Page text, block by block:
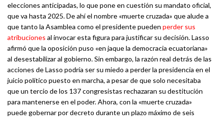
elecciones anticipadas, lo que pone en cuestión su mandato oficial,
que va hasta 2025. De ahí el nombre «muerte cruzada» que alude a
que tanto la Asamblea como el presidente pueden perder sus
atribuciones al invocar esta figura para justificar su decisión. Lasso
afirmó que la oposición puso «en jaque la democracia ecuatoriana»
al desestabilizar al gobierno. Sin embargo, la razón real detrás de las
acciones de Lasso podría ser su miedo a perder la presidencia en el
juicio político puesto en marcha, a pesar de que solo necesitaba
que un tercio de los 137 congresistas rechazaran su destitución
para mantenerse en el poder. Ahora, con la «muerte cruzada»
puede gobernar por decreto durante un plazo máximo de seis